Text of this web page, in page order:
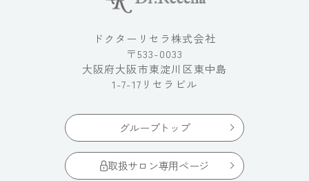
ドクターリセラ株式会社
〒533-0033
大阪府大阪市東淀川区東中島
1-7-17リセラビル
グループトップ
取扱サロン専用ページ